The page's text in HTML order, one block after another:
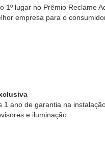
1º lugar no Prêmio Reclame
empresa para o
1 ano de garantia na
e iluminação.